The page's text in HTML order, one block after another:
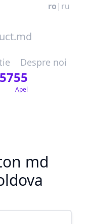
ro | ru
Despre noi
Apel
md